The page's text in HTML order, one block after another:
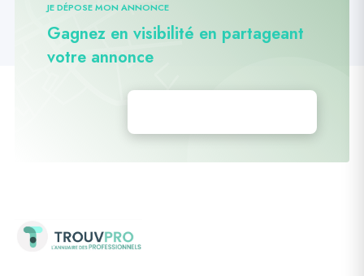
JE DÉPOSE MON ANNONCE
Gagnez en visibilité en partageant
votre annonce